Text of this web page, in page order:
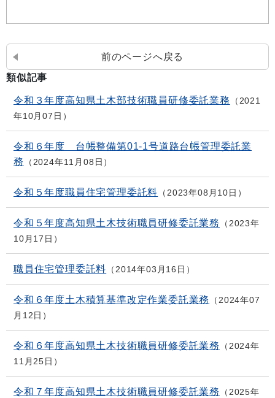
前のページへ戻る
類似記事
令和３年度高知県土木部技術職員研修委託業務
2021
年10月07日
令和６年度 台帳整備第01-1号道路台帳管理委託業
務
2024年11月08日
令和５年度職員住宅管理委託料 2023年08月10日
令和５年度高知県土木技術職員研修委託業務
2023年
10月17日
職員住宅管理委託料 2014年03月16日
令和６年度土木積算基準改定作業委託業務
2024年07
月12日
令和６年度高知県土木技術職員研修委託業務
2024年
11月25日
令和７年度高知県土木技術職員研修委託業務
2025年